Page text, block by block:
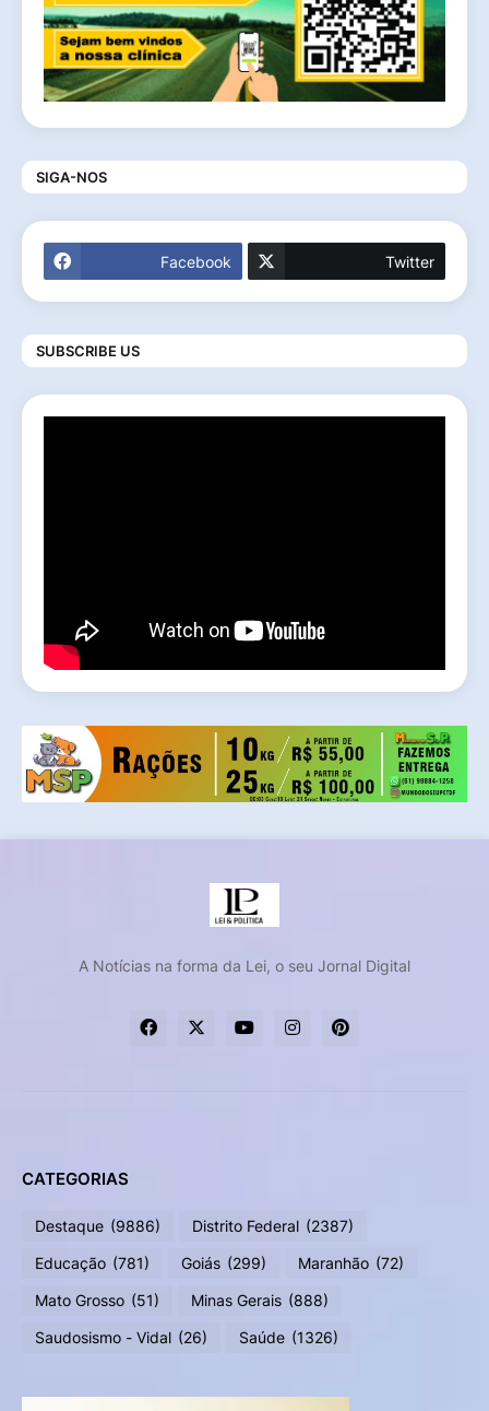
SIGA-NOS
Facebook Twitter
SUBSCRIBE US
A Notícias na forma da Lei, o seu Jornal Digital
CATEGORIAS
Destaque (9886) Distrito Federal (2387)
Educação (781) Goiás (299) Maranhão (72)
Mato Grosso (51) Minas Gerais (888)
Saudosismo - Vidal (26) Saúde (1326)